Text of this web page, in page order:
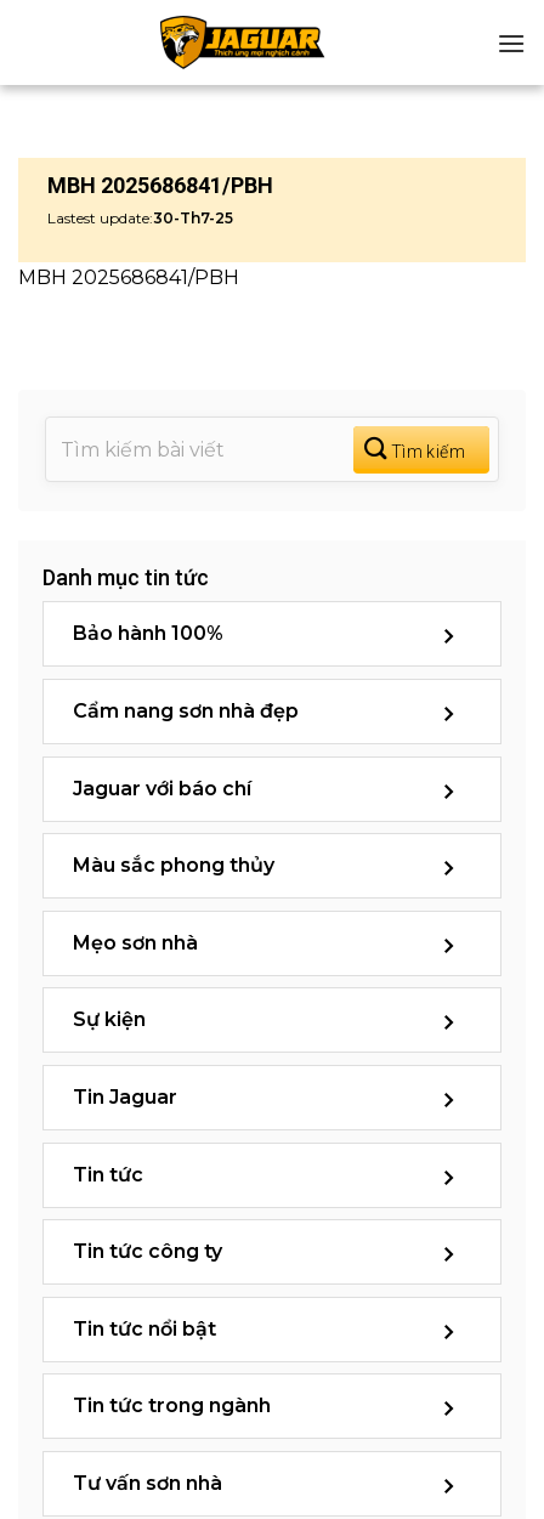
MBH 2025686841/PBH
Lastest update:30-Th7-25
MBH 2025686841/PBH
Danh mục tin tức
Bảo hành 100%
Cẩm nang sơn nhà đẹp
Jaguar với báo chí
Màu sắc phong thủy
Mẹo sơn nhà
Sự kiện
Tin Jaguar
Tin tức
Tin tức công ty
Tin tức nổi bật
Tin tức trong ngành
Tư vấn sơn nhà